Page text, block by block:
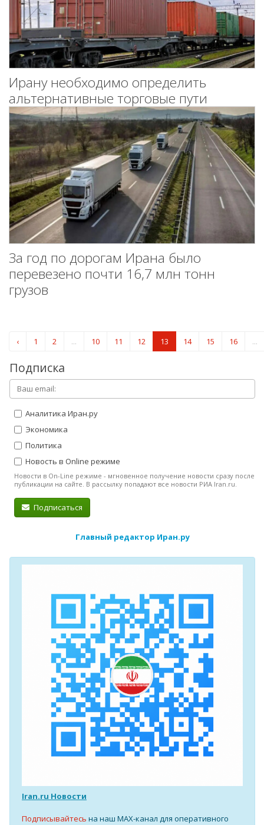
Ирану необходимо определить
альтернативные торговые пути
За год по дорогам Ирана было
перевезено почти 16,7 млн тонн
грузов
‹ 1 2 ... 10 11 12 13 14 15 16 ...
Подписка
Аналитика Иран.ру
Экономика
Политика
Новость в Online режиме
Новости в On-Line режиме - мгновенное получение новости сразу после
публикации на сайте. В рассылку попадают все новости РИА Iran.ru.
Подписаться
Главный редактор Иран.ру
Iran.ru Новости
Подписывайтесь на наш MAX-канал для оперативного